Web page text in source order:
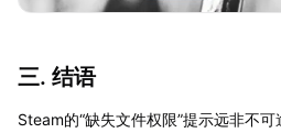
三. 结语
Steam的“缺失文件权限”提示远非不